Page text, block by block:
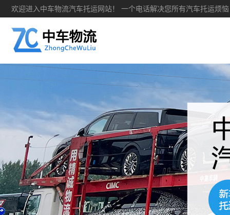
欢迎进入中车物流汽车托运网站！ 一个电话解决您所有汽车托运烦